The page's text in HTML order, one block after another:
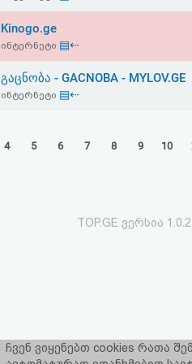
Kinogo.ge
ინტერნეტი ▤⇠
გაცნობა - GACNOBA - MYLOV.GE
ინტერნეტი ▤⇠
4 5 6 7 8 9 10
TOP.GE ვერსია
ჩვენ ვიყენებთ cookies რათა